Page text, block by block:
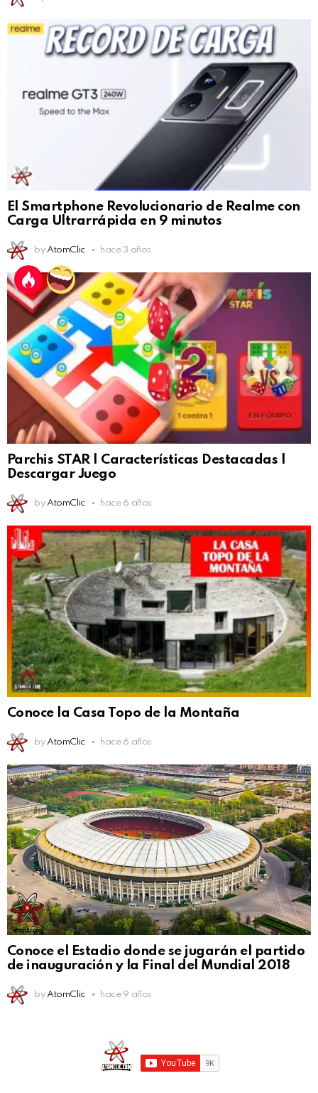
El Smartphone Revolucionario de Realme con
Carga Ultrarrápida en 9 minutos
by AtomClic hace 3 años
Parchis STAR | Características Destacadas |
Descargar Juego
by AtomClic hace 6 años
Conoce la Casa Topo de la Montaña
by AtomClic hace 6 años
Conoce el Estadio donde se jugarán el partido
de inauguración y la Final del Mundial 2018
by AtomClic hace 9 años